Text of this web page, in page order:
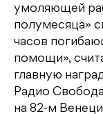
умоляющей
полумесяца»
часов
помощи»,
главную
Радио
на 82-м